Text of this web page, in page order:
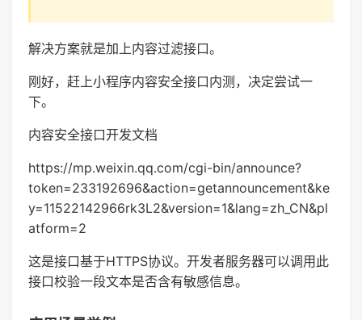
解决方案就是加上内容过滤接口。
刚好，赶上小程序内容安全接口内测，决定尝试一
下。
内容安全接口开发文档
https://mp.weixin.qq.com/cgi-bin/announce?
token=233192696&action=getannouncement&ke
y=11522142966rk3L2&version=1&lang=zh_CN&pl
atform=2
这是接口基于HTTPS协议。开发者服务器可以调用此
接口校验一段文本是否含有敏感信息。